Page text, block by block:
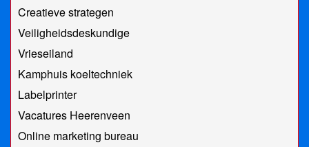
Creatieve strategen
Veiligheidsdeskundige
Vrieseiland
Kamphuis koeltechniek
Labelprinter
Vacatures Heerenveen
Online marketing bureau